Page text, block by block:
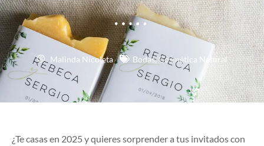
Malinda Nicoleta Bodas, Cosmética Natural
¿Te casas en 2025 y quieres sorprender a tus invitados con